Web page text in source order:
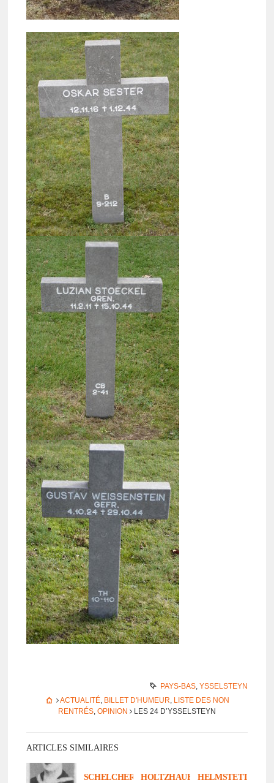
PAYS-BAS, YSSELSTEYN
ACTUALITÉ, BILLET D'HUMEUR, LISTE DES NON
RENTRÉS, OPINION LES 24 D’YS­SEL­STEYN
ARTICLES SIMILAIRES
SCHELCHER
HOLTZHAUERHELMSTETTER